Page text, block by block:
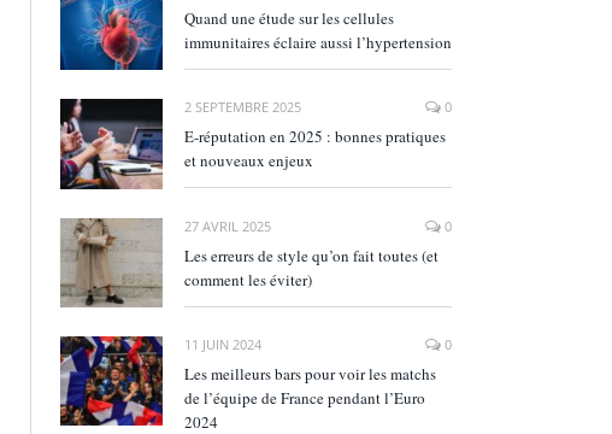
Quand une étude sur les cellules
immunitaires éclaire aussi l’hypertension
2 SEPTEMBRE 2025 0
E‑réputation en 2025 : bonnes pratiques
et nouveaux enjeux
27 AVRIL 2025 0
Les erreurs de style qu’on fait toutes (et
comment les éviter)
11 JUIN 2024 0
Les meilleurs bars pour voir les matchs
de l’équipe de France pendant l’Euro
2024